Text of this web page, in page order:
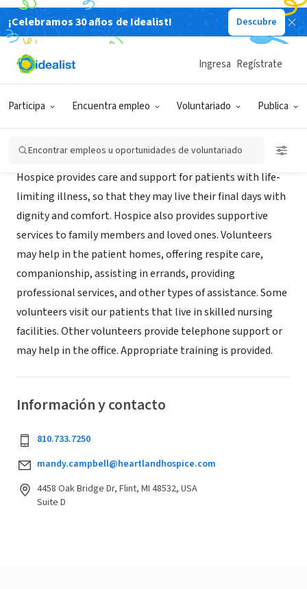
¡Celebramos 30 años de Idealist! Descubre
Participa Encuentra empleo Voluntariado Publica
Ingresa Regístrate
Encontrar empleos u oportunidades de voluntariado
ORGANIZACIÓN SIN FIN DE LUCRO
Gentiva Hospice - Flint, MI
Hospice provides care and support for patients with life-
limiting illness, so that they may live their final days with
dignity and comfort. Hospice also provides supportive
services to family members and loved ones. Volunteers
may help in the patient homes, offering respite care,
companionship, assisting in errands, providing
professional services, and other types of assistance. Some
volunteers visit our patients that live in skilled nursing
facilities. Other volunteers provide telephone support or
may help in the office. Appropriate training is provided.
Información y contacto
810.733.7250
mandy.campbell@heartlandhospice.com
4458 Oak Bridge Dr, Flint, MI 48532, USA
Suite D